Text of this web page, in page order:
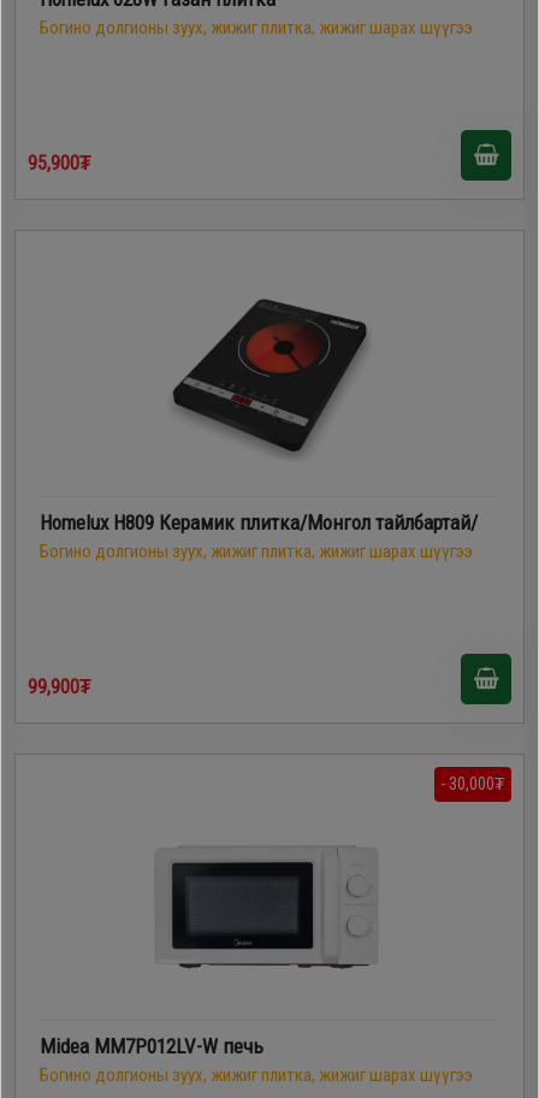
Богино долгионы зуух, жижиг плитка, жижиг шарах шүүгээ
95,900₮
Homelux H809 Керамик плитка/Монгол тайлбартай/
Богино долгионы зуух, жижиг плитка, жижиг шарах шүүгээ
99,900₮
- 30,000₮
Midea MM7P012LV-W печь
Богино долгионы зуух, жижиг плитка, жижиг шарах шүүгээ